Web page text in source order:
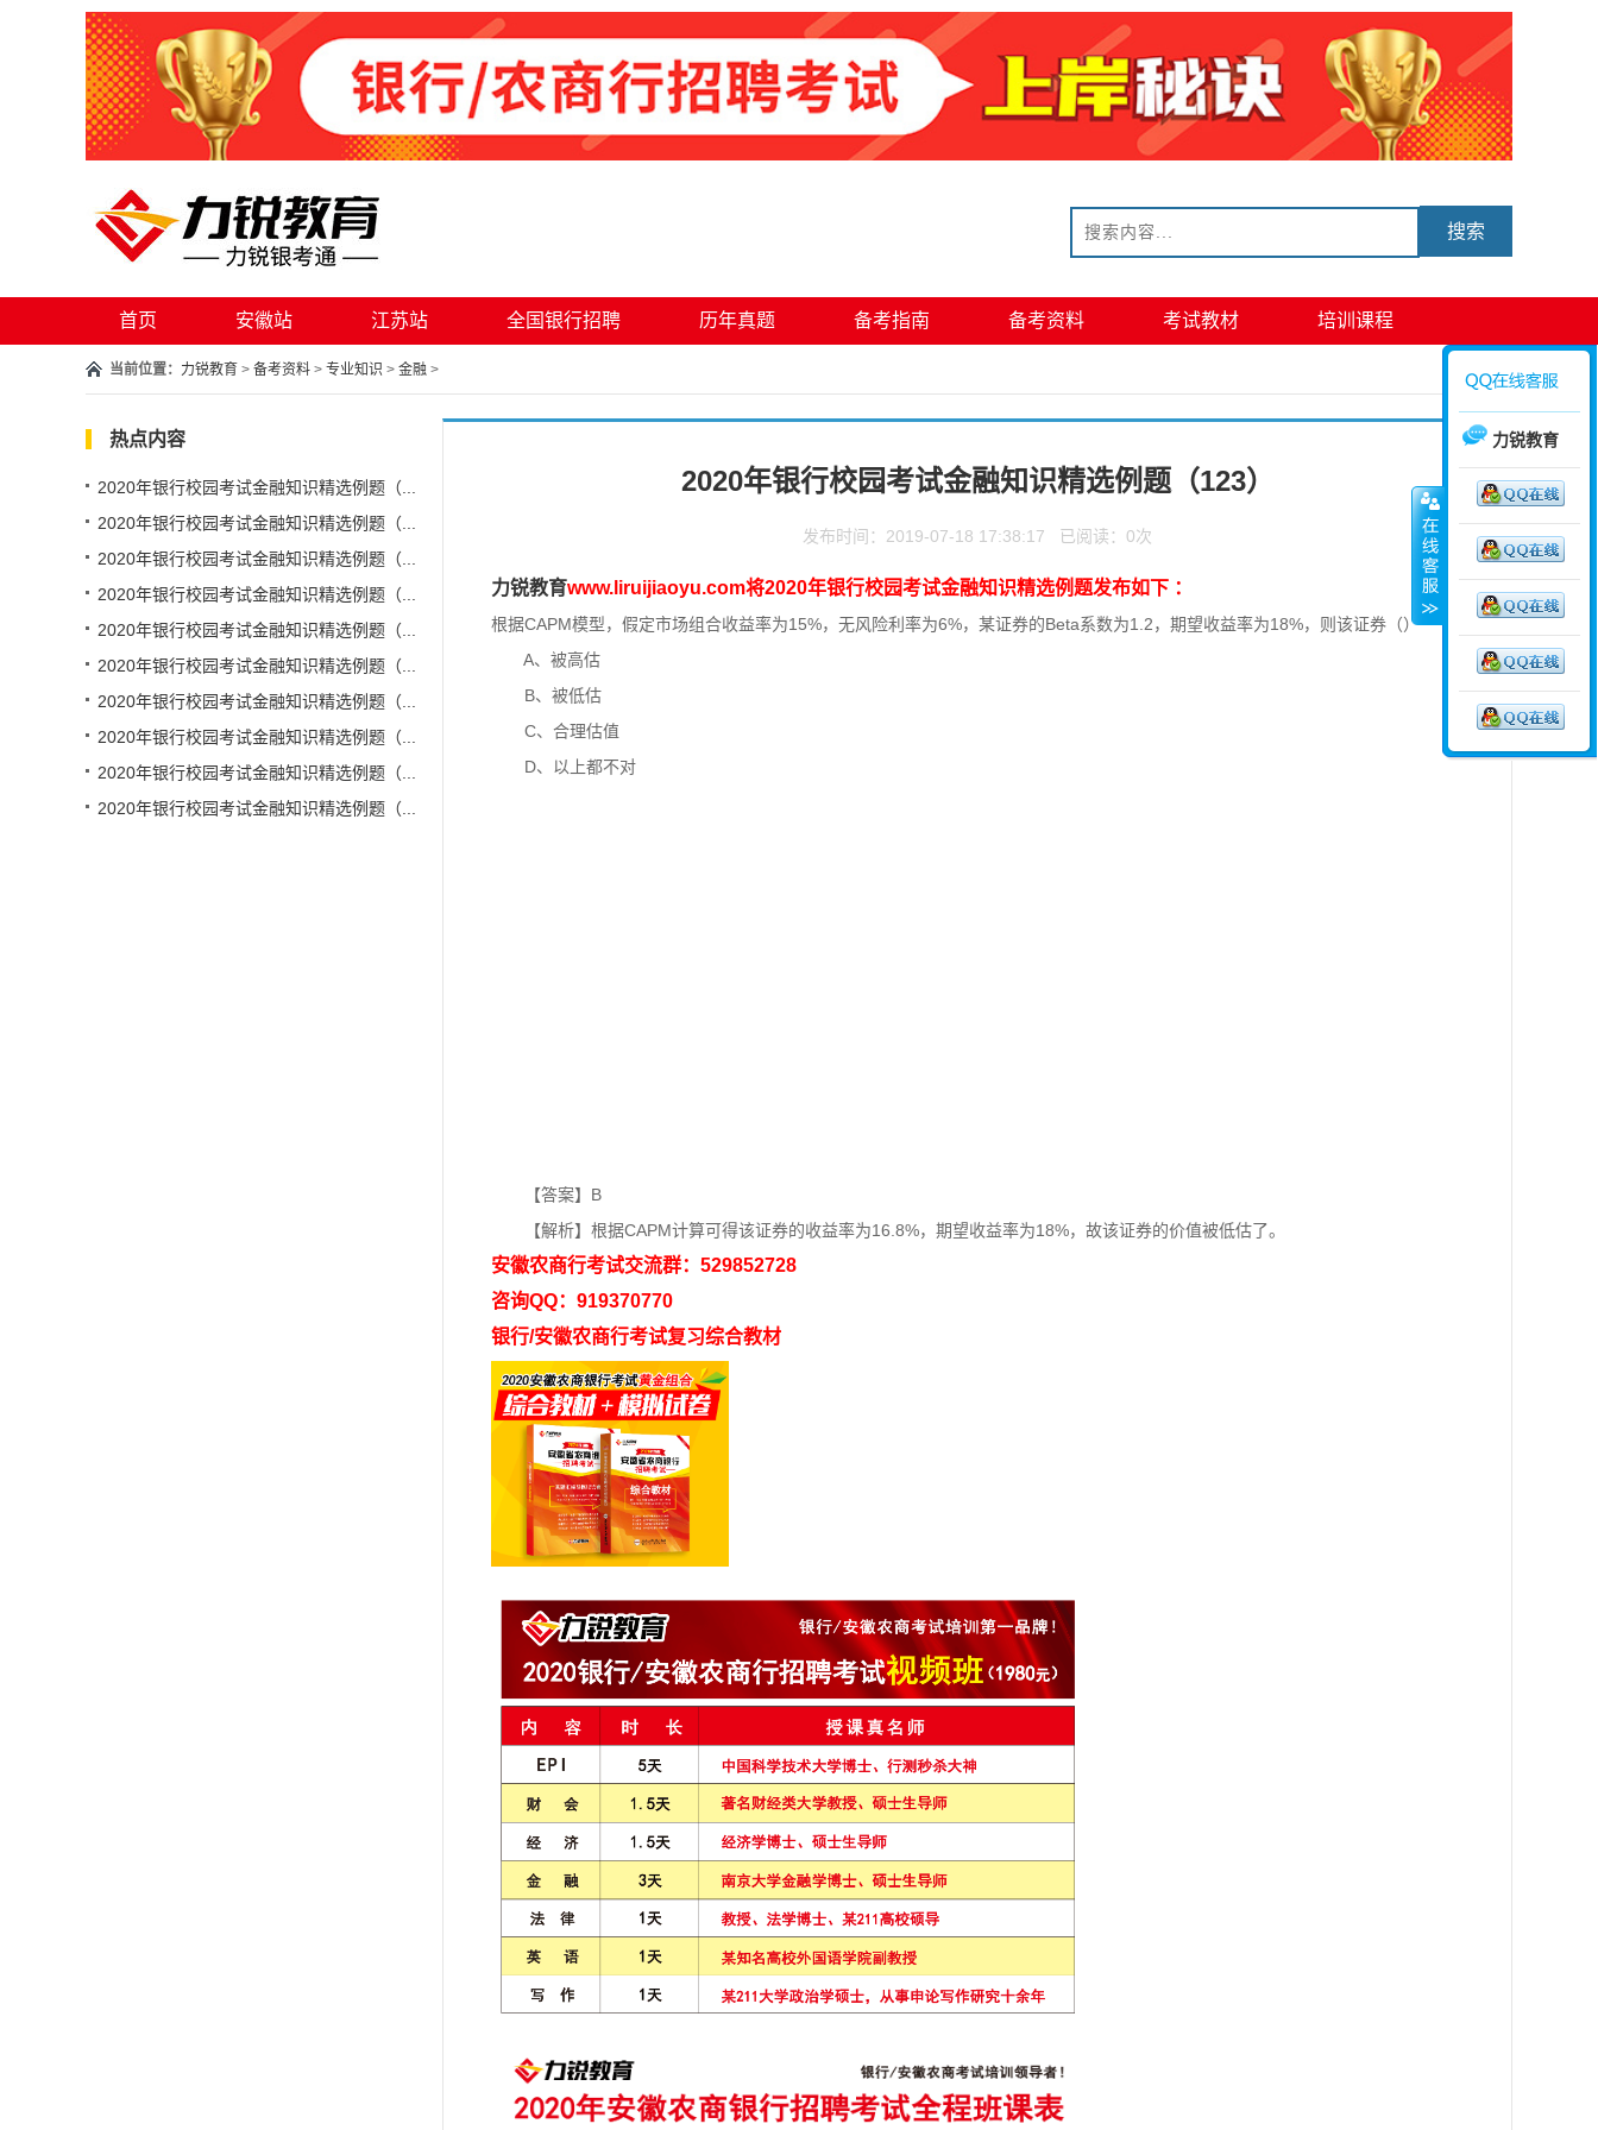
搜索
首页 安徽站 江苏站 全国银行招聘 历年真题 备考指南 备考资料 考试教材 培训课程
当前位置： 力锐教育 > 备考资料 > 专业知识 > 金融 >
热点内容
2020年银行校园考试金融知识精选例题（...
2020年银行校园考试金融知识精选例题（...
2020年银行校园考试金融知识精选例题（...
2020年银行校园考试金融知识精选例题（...
2020年银行校园考试金融知识精选例题（...
2020年银行校园考试金融知识精选例题（...
2020年银行校园考试金融知识精选例题（...
2020年银行校园考试金融知识精选例题（...
2020年银行校园考试金融知识精选例题（...
2020年银行校园考试金融知识精选例题（...
2020年银行校园考试金融知识精选例题（123）
发布时间：2019-07-18 17:38:17 已阅读： 0次
力锐教育www.liruijiaoyu.com将2020年银行校园考试金融知识精选例题发布如下 ：
根据CAPM模型，假定市场组合收益率为15%，无风险利率为6%，某证券的Beta系数为1.2，期望收益率为18%，则该证券（）
A、被高估
B、被低估
C、合理估值
D、以上都不对
【答案】B
【解析】根据CAPM计算可得该证券的收益率为16.8%，期望收益率为18%，故该证券的价值被低估了。
安徽农商行考试交流群：529852728
咨询QQ：919370770
银行/安徽农商行考试复习综合教材
力锐教育